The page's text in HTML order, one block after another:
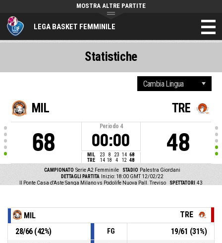
LEGA BASKET FEMMINILE
MOSTRA ALTRE PARTITE
MIL
68
Periodo 4
00:00
MIL 23 8 23 14 68
TRE
14 18 4 12 48
TRE
48
CAMPIONATO Serie A2 Femminile STADIO Palestra Giordani
DETTAGLI PARTITA
Inizio: 18:00 GMT 12/02/22
Il Ponte Casa d'Aste Sanga Milano vs Podolife Nuova Pall. Treviso
SPETTATORI 43
Statistiche
MIL
TRE
28/66(42%) FG 19/61 (31%)